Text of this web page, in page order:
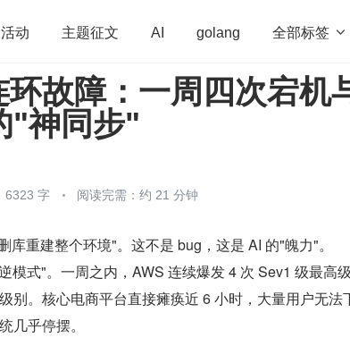
动 主题征文 AI golang 全部标签 
算法 学习方法 Web3.0 高
运维 深度思考
故障：一周四次宕机
"神同步"
6323 字 阅读完需：约 21 分钟
重建整个环境"。这不是 bug，这是 AI 的"魄力"。
模式"。一周之内，AWS 连续爆发 4 次 Sev1 级最高
。核心电商平台直接瘫痪近 6 小时，大量用户无法
几乎停摆。